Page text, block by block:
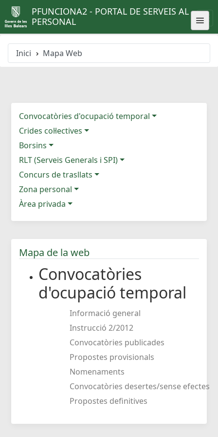
PFUNCIONA2 - PORTAL DE SERVEIS AL
PERSONAL
Inici Mapa Web
Convocatòries d'ocupació temporal
Crides col·lectives
Borsins
RLT (Serveis Generals i SPI)
Concurs de trasllats
Zona personal
Àrea privada
Mapa de la web
Convocatòries
d'ocupació temporal
Informació general
Instrucció 2/2012
Convocatòries publicades
Propostes provisionals
Nomenaments
Convocatòries desertes/sense efectes
Propostes definitives